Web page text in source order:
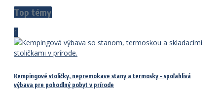
Top témy
1
Kempingové stoličky, nepremokave stany a termosky – spoľahlivá
výbava pre pohodlný pobyt v prírode